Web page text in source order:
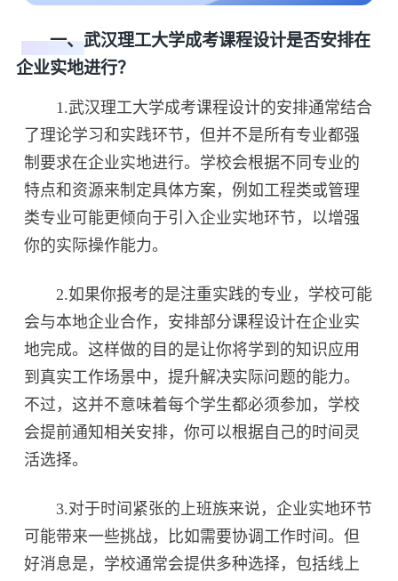
一、武汉理工大学成考课程设计是否安排在
企业实地进行？
1.武汉理工大学成考课程设计的安排通常结合
了理论学习和实践环节，但并不是所有专业都强
制要求在企业实地进行。学校会根据不同专业的
特点和资源来制定具体方案，例如工程类或管理
类专业可能更倾向于引入企业实地环节，以增强
你的实际操作能力。
2.如果你报考的是注重实践的专业，学校可能
会与本地企业合作，安排部分课程设计在企业实
地完成。这样做的目的是让你将学到的知识应用
到真实工作场景中，提升解决实际问题的能力。
不过，这并不意味着每个学生都必须参加，学校
会提前通知相关安排，你可以根据自己的时间灵
活选择。
3.对于时间紧张的上班族来说，企业实地环节
可能带来一些挑战，比如需要协调工作时间。但
好消息是，学校通常会提供多种选择，包括线上